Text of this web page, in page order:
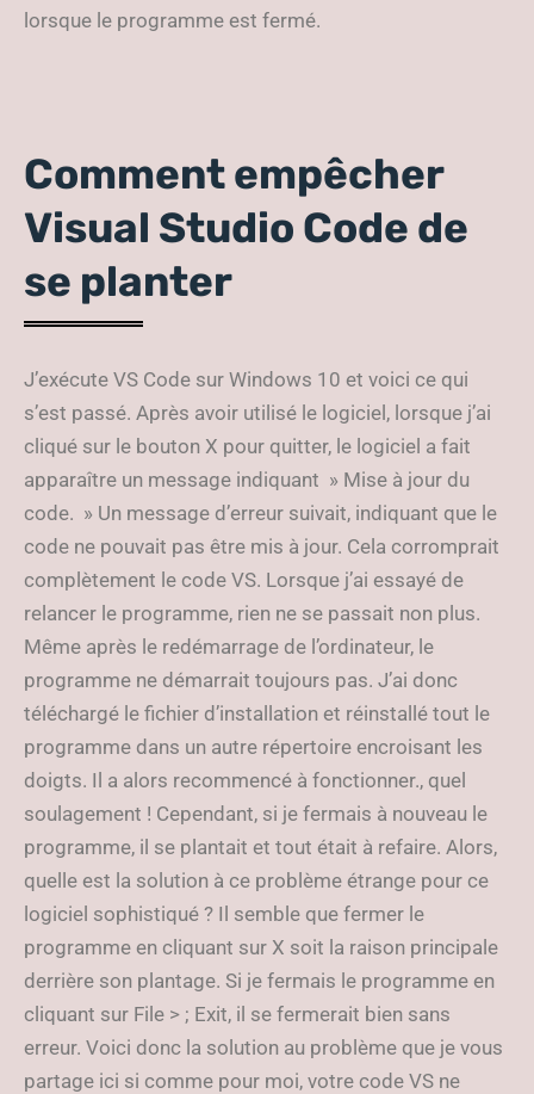
lorsque le programme est fermé.
Comment empêcher
Visual Studio Code de
se planter
J’exécute VS Code sur Windows 10 et voici ce qui
s’est passé. Après avoir utilisé le logiciel, lorsque j’ai
cliqué sur le bouton X pour quitter, le logiciel a fait
apparaître un message indiquant » Mise à jour du
code. » Un message d’erreur suivait, indiquant que le
code ne pouvait pas être mis à jour. Cela corromprait
complètement le code VS. Lorsque j’ai essayé de
relancer le programme, rien ne se passait non plus.
Même après le redémarrage de l’ordinateur, le
programme ne démarrait toujours pas. J’ai donc
téléchargé le fichier d’installation et réinstallé tout le
programme dans un autre répertoire encroisant les
doigts. Il a alors recommencé à fonctionner., quel
soulagement ! Cependant, si je fermais à nouveau le
programme, il se plantait et tout était à refaire. Alors,
quelle est la solution à ce problème étrange pour ce
logiciel sophistiqué ? Il semble que fermer le
programme en cliquant sur X soit la raison principale
derrière son plantage. Si je fermais le programme en
cliquant sur File > ; Exit, il se fermerait bien sans
erreur. Voici donc la solution au problème que je vous
partage ici si comme pour moi, votre code VS ne